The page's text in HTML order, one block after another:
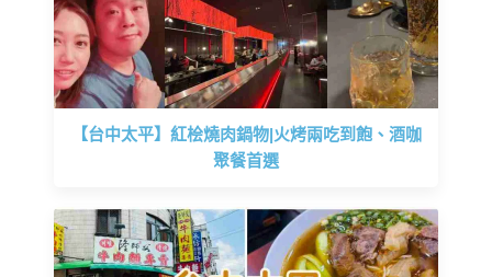
【台中太平】紅桧燒肉鍋物|火烤兩吃到飽、酒咖
聚餐首選